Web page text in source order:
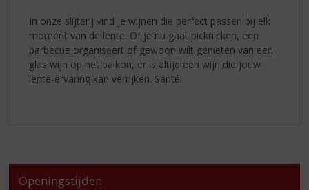
In onze slijterij vind je wijnen die perfect passen bij elk
moment van de lente. Of je nu gaat picknicken, een
barbecue organiseert of gewoon wilt genieten van een
glas wijn op het balkon, er is altijd een wijn die jouw
lente-ervaring kan verrijken. Santé!
Openingstijden